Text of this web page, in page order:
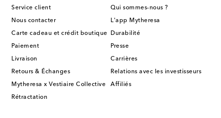
Service client
Nous contacter
Carte cadeau et crédit boutique
Paiement
Livraison
Retours & Échanges
Mytheresa x Vestiaire Collective
Rétractation
Qui sommes-nous ?
L'app Mytheresa
Durabilité
Presse
Carrières
Relations avec les investisseurs
Affiliés